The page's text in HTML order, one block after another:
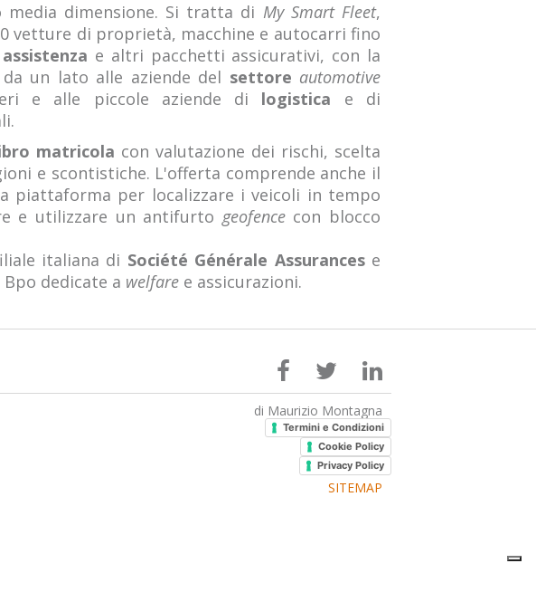
media dimensione. Si tratta di My Smart Fleet,
vetture di proprietà, macchine e autocarri fino
e altri pacchetti assicurativi, con la
un lato alle aziende del settore automotive
e alle piccole aziende di logistica e di
matricola con valutazione dei rischi, scelta
e scontistiche. L'offerta comprende anche il
piattaforma per localizzare i veicoli in tempo
e utilizzare un antifurto geofencecon blocco
italiana di Société Générale Assurancese
Bpo dedicate a welfare e assicurazioni.
di Maurizio Montagna
Termini e Condizioni
Cookie Policy
Privacy Policy
SITEMAP